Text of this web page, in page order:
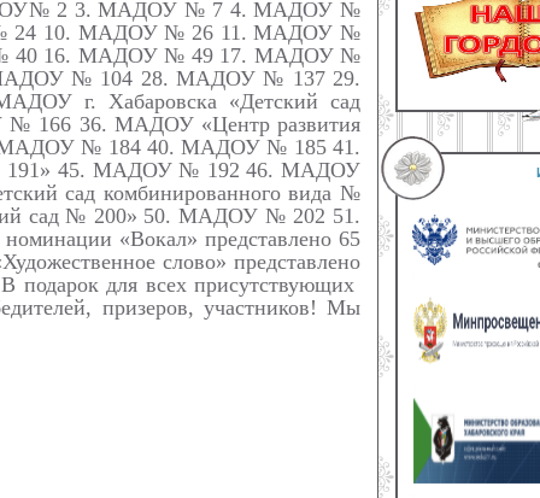
2 3. МАДОУ № 7 4. МАДОУ №
10. МАДОУ № 26 11. МАДОУ №
40 16. МАДОУ № 49 17. МАДОУ №
№ 104 28. МАДОУ № 137 29.
г. Хабаровска «Детский сад
166 36. МАДОУ «Центр развития
МАДОУ № 184 40. МАДОУ № 185 41.
45. МАДОУ № 192 46. МАДОУ
сад комбинированного вида №
сад № 200» 50. МАДОУ № 202 51.
«Вокал» представлено 65
слово» представлено
подарок для всех присутствующих
призеров, участников! Мы